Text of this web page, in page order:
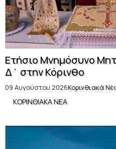
Ετήσιο Μνημόσυνο
Δ΄ στην Κόρινθο
09 Αυγούστου 2026Κορινθιακά
ΚΟΡΙΝΘΙΑΚΑ ΝΕΑ